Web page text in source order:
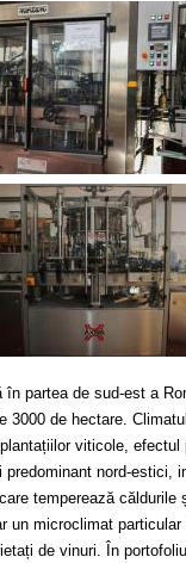
în partea de sud-est a
3000 de hectare.
viticole, efectul
nord-estici,
temperează căldurile
un microclimat
de vinuri. În